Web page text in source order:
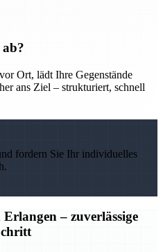
Ort, lädt Ihre Gegenstände
ans Ziel – strukturiert, schnell
fordern Sie Ihr individuelles
– zuverlässige